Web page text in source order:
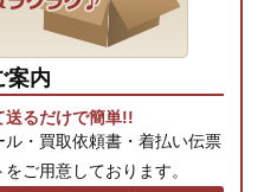
案内
送るだけで簡単!!
・買取依頼書・着払い伝票
ご用意しております。